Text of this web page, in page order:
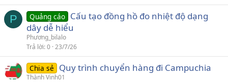
P Quảng cáo Cấu tạo đồng hồ đo nhiệt độ dạng
dây dễ hiểu
Phương_bilalo
Trả lời 0 23/7/26
Chia sẻ Quy trình chuyển hàng đi Campuchia
Thành Vinh01